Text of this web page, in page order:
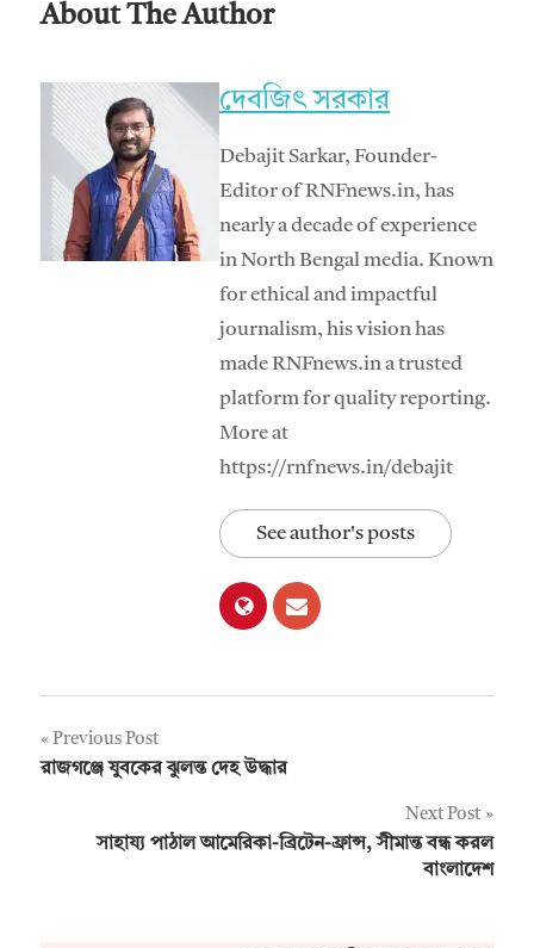
About The Author
দেবজিৎ সরকার
Debajit Sarkar, Founder-
Editor of RNFnews.in, has
nearly a decade of experience
in North Bengal media. Known
for ethical and impactful
journalism, his vision has
made RNFnews.in a trusted
platform for quality reporting.
More at
https://rnfnews.in/debajit
See author's posts
Post
Previous Post
রাজগঞ্জে যুবকের ঝুলন্ত দেহ উদ্ধার
Next Post
সাহায্য পাঠাল আমেরিকা-ব্রিটেন-ফ্রান্স, সীমান্ত বন্ধ করল
বাংলাদেশ